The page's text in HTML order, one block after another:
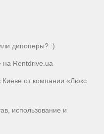
дипоперы? :)
на Rentdrive.ua
Киеве от компании «Люкс
использование и